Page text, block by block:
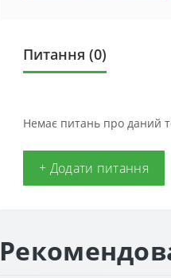
Питання (0)
Немає питань про даний
+ Додати питання